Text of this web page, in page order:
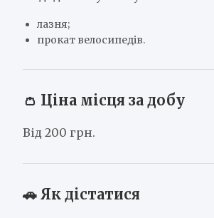
лазня;
прокат велосипедів.
👛 Ціна місця за добу
Від 200 грн.
🚗 Як дістатися